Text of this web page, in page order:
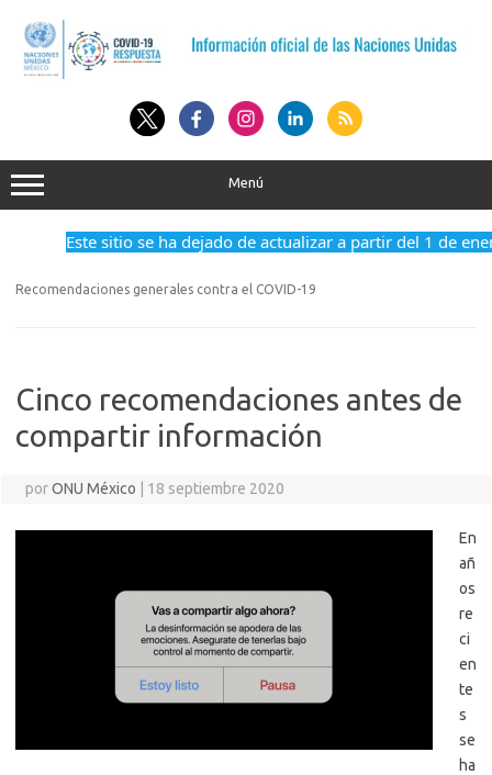
contenido
Menú
Este sitio se ha dejado de actualizar a partir del 1 de
Recomendaciones generales contra el COVID-19
Cinco recomendaciones antes de
compartir información
porONU México 18 septiembre 2020
En
añ
os
re
ci
en
te
s
se
ha